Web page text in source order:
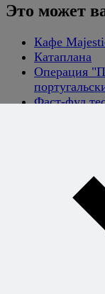
Это может
Кафе
Катаплана
Операция
Фаст-фуд